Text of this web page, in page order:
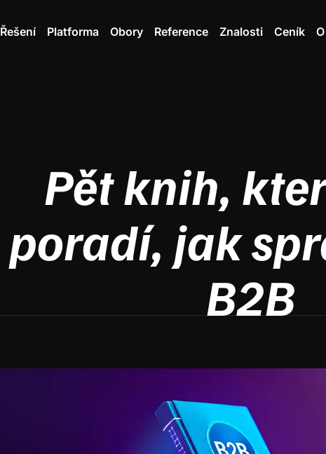
Řešení Platforma Obory Reference Znalosti Ceník
Pět knih,
poradí, jak
B2B